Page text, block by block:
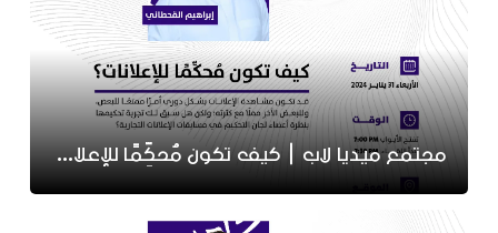
مجتمع ميديا لاب | كيف تكون مُحكِّمًا للإعلانات؟